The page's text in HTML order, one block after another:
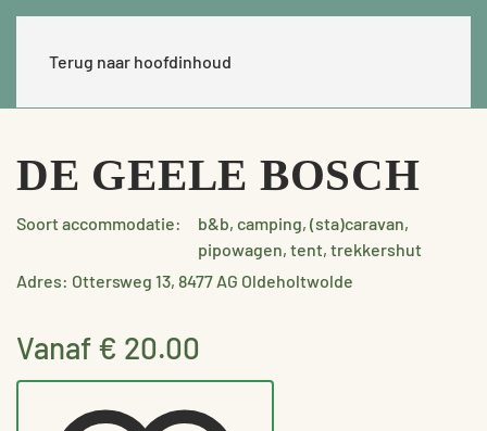
Terug naar hoofdinhoud
DE GEELE BOSCH
Soort accommodatie:
b&b, camping, (sta)caravan,
pipowagen, tent, trekkershut
Adres: Ottersweg 13, 8477 AG Oldeholtwolde
Vanaf € 20.00